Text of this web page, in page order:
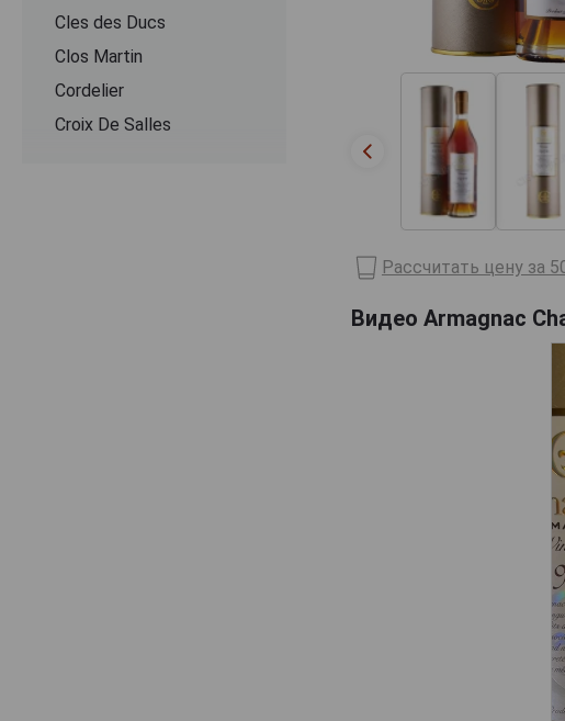
Cles des Ducs
Clos Martin
Cordelier
Croix De Salles
Рассчитать цену за
Видео Armagnac